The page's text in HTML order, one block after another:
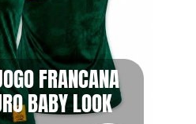
FRANCANA
BABY LOOK